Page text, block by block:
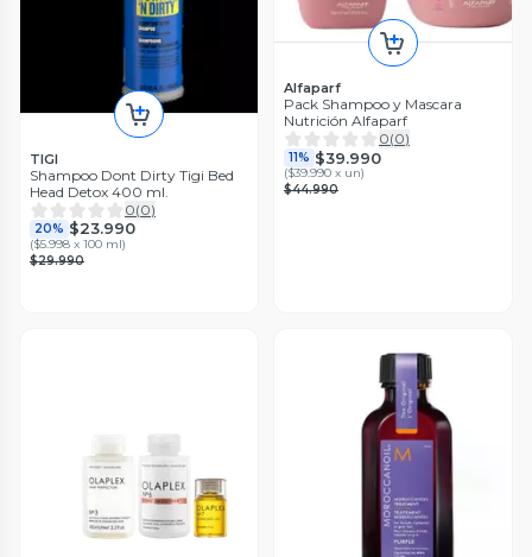
TIGI
Shampoo Dont Dirty Tigi Bed
Head Detox 400 ml.
0(0)
20% $23.990
($5.998 x 100 ml)
$29.990
Alfaparf
Pack Shampoo y Mascara
Nutrición Alfaparf
0(0)
11% $39.990
($39.990 x un)
$44.990